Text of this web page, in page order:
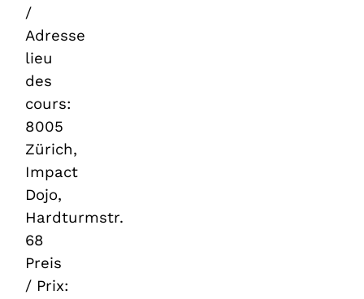
/
Adresse
lieu
des
cours:
8005
Zürich,
Impact
Dojo,
Hardturmstr.
68
Preis
/ Prix: